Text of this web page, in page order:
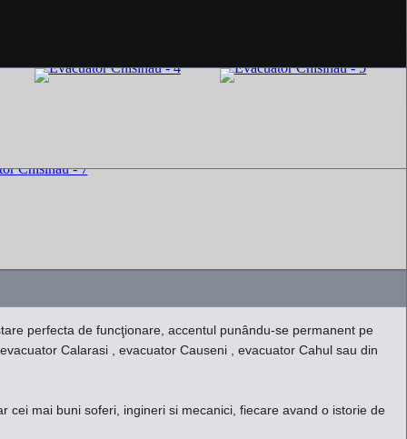
perfecta de funcţionare, accentul punându-se permanent pe
Calarasi , evacuator Causeni , evacuator Cahul sau din
cei mai buni soferi, ingineri si mecanici, fiecare avand o istorie de